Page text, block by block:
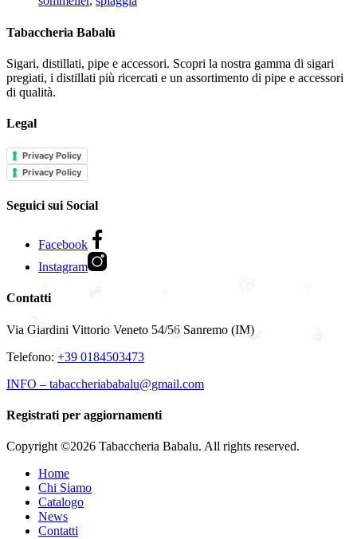
Tabaccheria Babalù
Sigari, distillati, pipe e accessori. Scopri la nostra gamma di sigari
pregiati, i distillati più ricercati e un assortimento di pipe e accessori
di qualità.
Legal
Privacy Policy
Privacy Policy
Seguici sui Social
Facebook
Instagram
Contatti
Via Giardini Vittorio Veneto 54/56 Sanremo (IM)
Telefono: +39 0184503473
INFO – tabaccheriababalu@gmail.com
Registrati per aggiornamenti
Copyright ©2026 Tabaccheria Babalu. All rights reserved.
Home
Chi Siamo
Catalogo
News
Contatti